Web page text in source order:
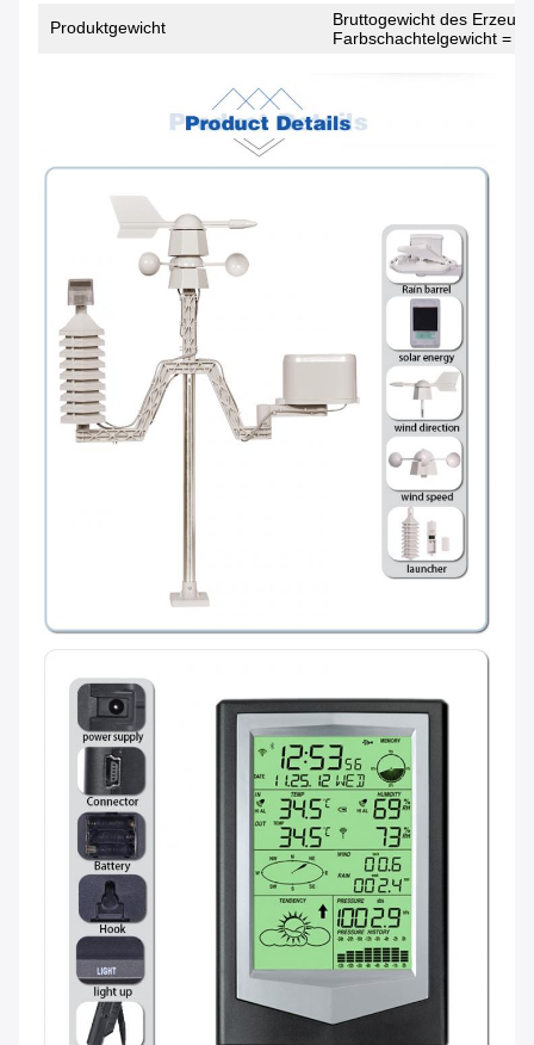
Produktgewicht
Bruttogewicht des
Farbschachtelgewicht =